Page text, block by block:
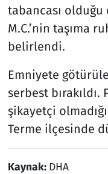
tabancası
M.C.’nin taşıma
belirlendi.
Emniyete
serbest bırakıldı.
şikayetçi
Terme ilçesinde
Kaynak: DHA